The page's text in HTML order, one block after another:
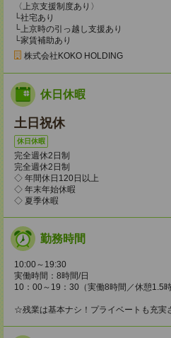
〈上京支援制度あり〉
└社宅あり
└上京時の引っ越し支援あり
└家賃補助あり
株式会社KOKO HOLDING
休日休暇
土日祝休
休日休暇
完全週休2日制
完全週休2日制
◇ 年間休日120日以上
◇ 年末年始休暇
◇ 夏季休暇
勤務時間
10:00～19:30
実働時間：8時間/日
10：00～19：30（実働8時間／休憩1.5時
☆残業は基本ナシ！プライベートも充